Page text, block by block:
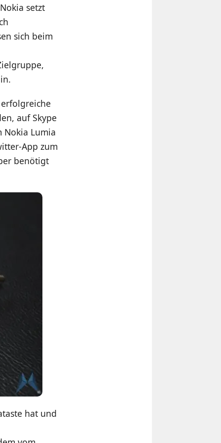
setzt
sich beim
auf Skype
Nokia Lumia
App zum
benötigt
hat und